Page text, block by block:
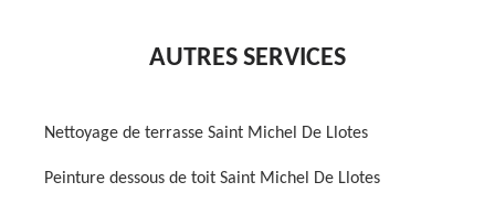
AUTRES SERVICES
Nettoyage de terrasse Saint Michel De Llotes
Peinture dessous de toit Saint Michel De Llotes